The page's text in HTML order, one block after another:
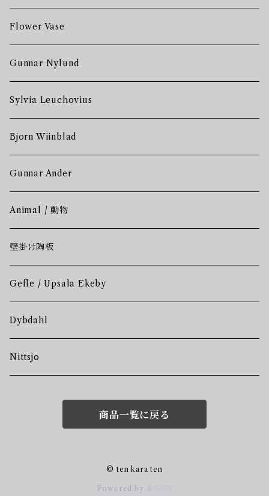
Flower Vase
Gunnar Nylund
Sylvia Leuchovius
Bjorn Wiinblad
Gunnar Ander
Animal / 動物
壁掛け陶板
Gefle / Upsala Ekeby
Dybdahl
Nittsjo
商品一覧に戻る
© ten kara ten
Powered by